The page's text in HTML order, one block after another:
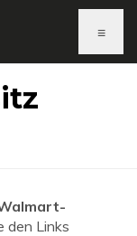
≡
den Links